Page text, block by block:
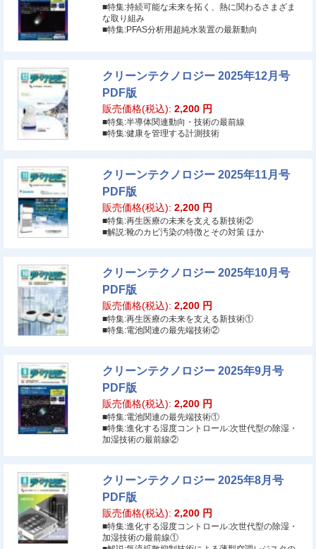
■特集:持続可能な未来を拓く、熱に関わるさまざま
な取り組み
■特集:PFAS分析用超純水装置の最新動向
クリーンテクノロジー 2025年12月号
PDF版
販売価格(税込): 2,200 円
■特集:半導体関連動向・技術の最前線
■特集:健康を管理する計測技術
クリーンテクノロジー 2025年11月号
PDF版
販売価格(税込): 2,200 円
■特集:再生医療の未来を支える新技術②
■解説:靴のカビ汚染の特徴とその対策 ほか
クリーンテクノロジー 2025年10月号
PDF版
販売価格(税込): 2,200 円
■特集:再生医療の未来を支える新技術①
■特集:電池関連の最先端技術②
クリーンテクノロジー 2025年9月号
PDF版
販売価格(税込): 2,200 円
■特集:電池関連の最先端技術①
■特集:進化する湿度コントロール:次世代型の除湿・
加湿技術の最前線②
クリーンテクノロジー 2025年8月号
PDF版
販売価格(税込): 2,200 円
■特集:進化する湿度コントロール:次世代型の除湿・
加湿技術の最前線①